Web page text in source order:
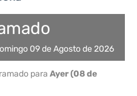
09 de Agosto de 2026
para Ayer (08 de